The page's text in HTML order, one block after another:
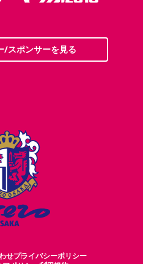
/スポンサーを見る
せプライバシーポリシー